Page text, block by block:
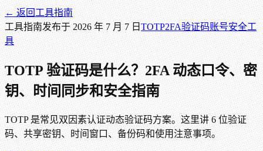
← 返回工具指南
工具指南发布于2026 年 7 月 7 日TOTP2FA验证码账号安全工
具
TOTP 验证码是什么？2FA 动态口令、密
钥、时间同步和安全指南
TOTP 是常见双因素认证动态验证码方案。这里讲 6 位验证
码、共享密钥、时间窗口、备份码和使用注意事项。